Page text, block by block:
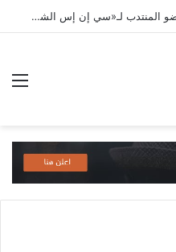
مارك فيلينتورف يتولى منصب العضو المنتدب لـ«سي إن إس الشرق الأوسط» ويشرف على شركات قطاع التكنولوجيا ضمن مجموعة غباش